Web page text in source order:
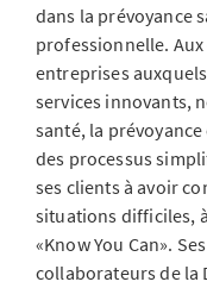
dans la prévoyance
professionnelle.
entreprises
services innovants,
santé, la
des processus
ses clients à avoir
situations difficiles,
«Know You Can».
collaborateurs de la